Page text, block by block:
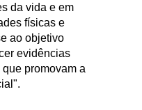
da vida e em
físicas e
ao objetivo
evidências
promovam a